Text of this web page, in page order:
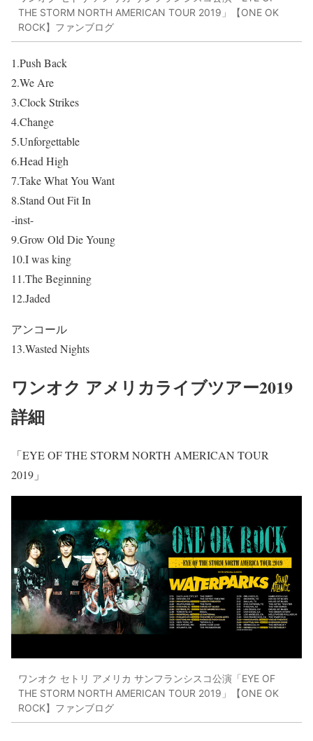
THE STORM NORTH AMERICAN TOUR 2019」【ONE OK
ROCK】ファンブログ
1.Push Back
2.We Are
3.Clock Strikes
4.Change
5.Unforgettable
6.Head High
7.Take What You Want
8.Stand Out Fit In
-inst-
9.Grow Old Die Young
10.I was king
11.The Beginning
12.Jaded
アンコール
13.Wasted Nights
ワンオク アメリカライブツアー2019
詳細
「EYE OF THE STORM NORTH AMERICAN TOUR
2019」
ワンオク セトリ アメリカ サンフランシスコ公演「EYE OF
THE STORM NORTH AMERICAN TOUR 2019」【ONE OK
ROCK】ファンブログ